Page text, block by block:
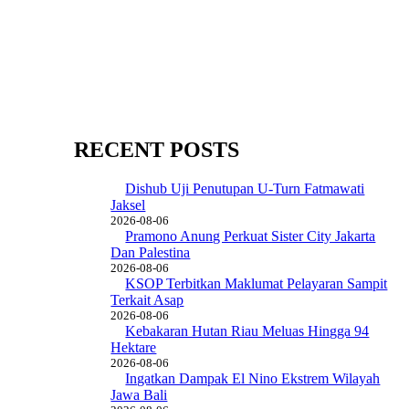
RECENT POSTS
Dishub Uji Penutupan U-Turn Fatmawati
Jaksel
2026-08-06
Pramono Anung Perkuat Sister City Jakarta
Dan Palestina
2026-08-06
KSOP Terbitkan Maklumat Pelayaran Sampit
Terkait Asap
2026-08-06
Kebakaran Hutan Riau Meluas Hingga 94
Hektare
2026-08-06
Ingatkan Dampak El Nino Ekstrem Wilayah
Jawa Bali